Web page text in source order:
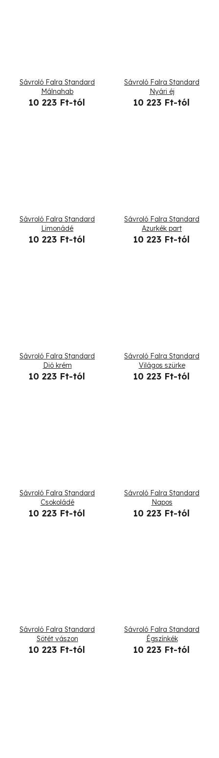
Sávroló Falra Standard
Málnahab
10 223 Ft-tól
Sávroló Falra Standard
Nyári éj
10 223 Ft-tól
Sávroló Falra Standard
Limonádé
10 223 Ft-tól
Sávroló Falra Standard
Azurkék part
10 223 Ft-tól
Sávroló Falra Standard
Dió krém
10 223 Ft-tól
Sávroló Falra Standard
Világos szürke
10 223 Ft-tól
Sávroló Falra Standard
Csokoládé
10 223 Ft-tól
Sávroló Falra Standard
Napos
10 223 Ft-tól
Sávroló Falra Standard
Sötét vászon
10 223 Ft-tól
Sávroló Falra Standard
Égszínkék
10 223 Ft-tól